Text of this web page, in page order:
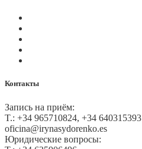
Контакты
Запись на приём:
T.: +34 965710824, +34 640315393
oficina@irynasydorenko.es
Юридические вопросы: